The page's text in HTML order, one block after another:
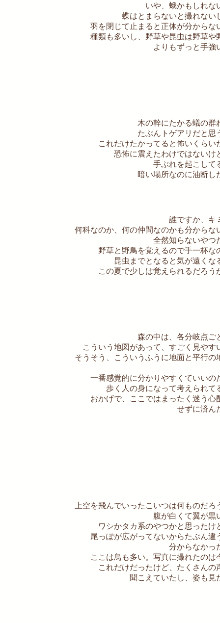
いや、蛾かもしれな
蝶はとまらないと撮れない
羽を閉じて止まると正体が分からな
種類も多いし、野草や昆虫は野草や
よりもずっと手強
木の幹にたかる蟻の群
たぶんトゲアリだと思
これだけたかってると怖いくらい
恐怖に震えたわけではないけ
手ぶれを起こして
暗い場所なのに油断し
誰ですか、キ
何科なのか、何の仲間なのかも分からな
全然知らないやつ
野草と野鳥を覚えるので手一杯な
昆虫までとなると気が遠くな
この夏で少しは覚えられるだろう
森の中は、各分岐点ご
こういう地図があって、すごく見やす
そうそう、こういうふうに地面と平行の
一番感覚的に分かりやすくていいの
歩く人の身になって考えられて
おかげで、ここではまったく迷う心
せずに済ん
上空を飛んでいったこいつは何ものだろ
腹が白くて翼が黒
ワシかタカ系のやつかと思ったけ
尾っぽが広がってないからたぶん違
分からなかっ
ここは鳥も多い。写真に撮れたのは
これだけだったけど、たくさんの
聞こえていたし、姿も見